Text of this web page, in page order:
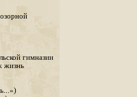
гимназии
жизнь